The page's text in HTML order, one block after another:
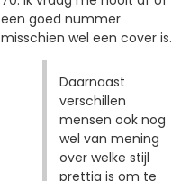
een goed nummer
misschien wel een cover is.
Daarnaast
verschillen
mensen ook nog
wel van mening
over welke stijl
prettig is om te